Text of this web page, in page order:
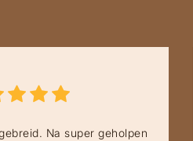
Na super geholpen